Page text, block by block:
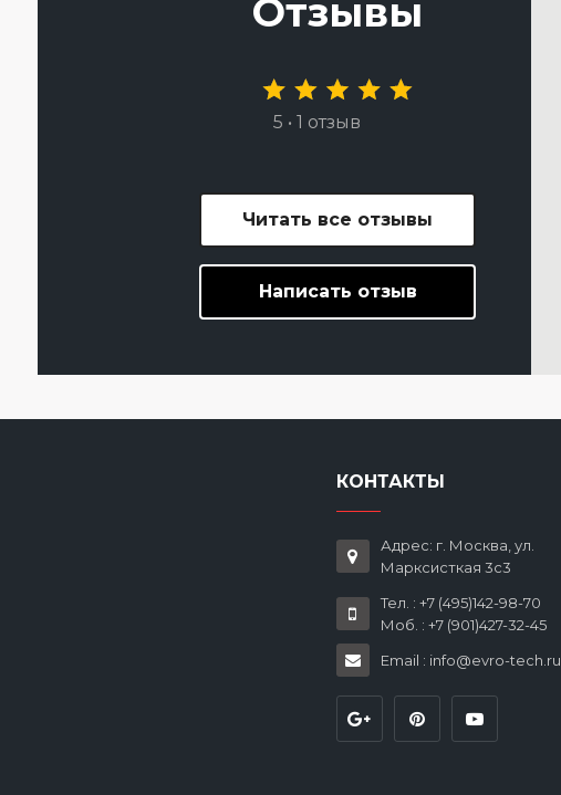
Отзывы
5 • 1 отзыв
Читать все отзывы
Написать отзыв
КОНТАКТЫ
Адрес: г. Москва, ул.
Марксисткая 3с3
Тел. : +7 (495)142-98-70
Моб. : +7 (901)427-32-45
Email : info@evro-tech.ru